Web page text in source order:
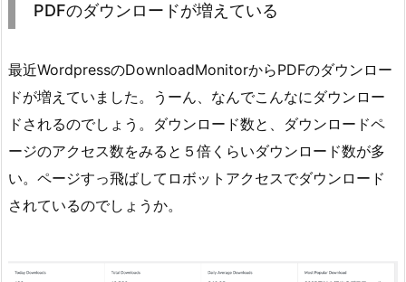
PDFのダウンロードが増えている
最近WordpressのDownloadMonitorからPDFのダウンロー
ドが増えていました。うーん、なんでこんなにダウンロー
ドされるのでしょう。ダウンロード数と、ダウンロードペ
ージのアクセス数をみると５倍くらいダウンロード数が多
い。ページすっ飛ばしてロボットアクセスでダウンロード
されているのでしょうか。